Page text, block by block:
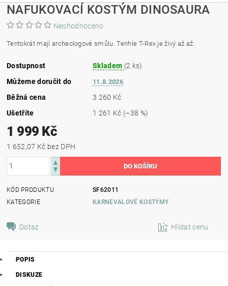
NAFUKOVACÍ KOSTÝM DINOSAURA
Neohodnoceno
Tentokrát mají archeologové smůlu. Tenhle T-Rex je živý až až.
Dostupnost Skladem (2 ks)
Můžeme doručit do
11.8.2026
Běžná cena
3 260 Kč
Ušetříte
1 261 Kč (–38 %)
1 999 Kč
1 652,07 Kč bez DPH
KÓD PRODUKTU
SF62011
KATEGORIE
KARNEVALOVÉ KOSTÝMY
Dotaz Hlídat cenu
POPIS
DISKUZE